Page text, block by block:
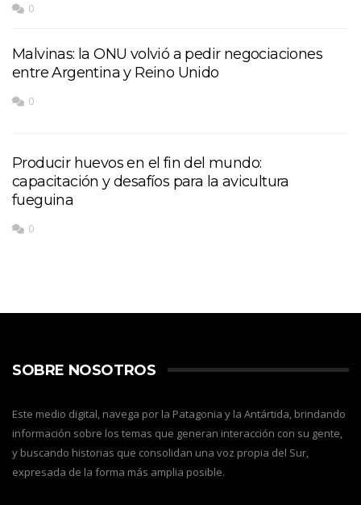
0
Malvinas: la ONU volvió a pedir negociaciones
entre Argentina y Reino Unido
0
Producir huevos en el fin del mundo:
capacitación y desafíos para la avicultura
fueguina
0
SOBRE NOSOTROS
Este medio digital, navega por la Patagonia y la Antártida, brindando
información sobre los temas que generan interacción con su gente,
y buscando historias que consolidan una voz propia del Sur,
expresada de la forma más amplia posible.